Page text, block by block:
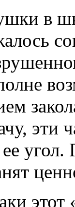
в
эти
угол.
этот